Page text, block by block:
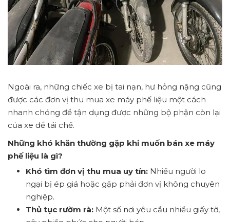
Ngoài ra, những chiếc xe bị tai nạn, hư hỏng nặng cũng
được các đơn vị thu mua xe máy phế liệu một cách
nhanh chóng để tận dụng được những bộ phận còn lại
của xe để tái chế.
Những khó khăn thường gặp khi muốn bán xe máy
phế liệu là gì?
Khó tìm đơn vị thu mua uy tín: Nhiều người lo
ngại bị ép giá hoặc gặp phải đơn vị không chuyên
nghiệp.
Thủ tục rườm rà: Một số nơi yêu cầu nhiều giấy tờ,